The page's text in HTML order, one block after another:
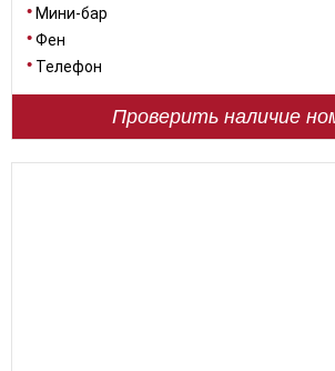
Мини-бар
Фен
Телефон
Проверить наличие